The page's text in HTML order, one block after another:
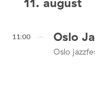
11:00 Oslo
Oslo